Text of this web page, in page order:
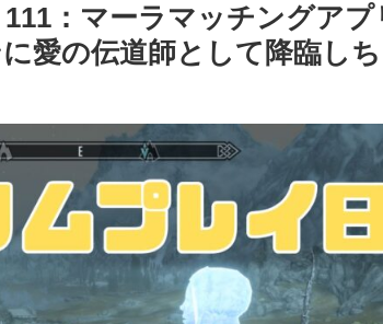
：マーラマッチングア
愛の伝道師として降臨しち